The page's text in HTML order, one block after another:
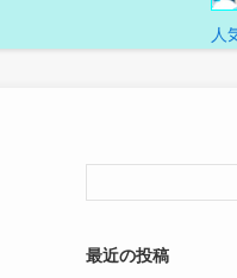
人
最近の投稿